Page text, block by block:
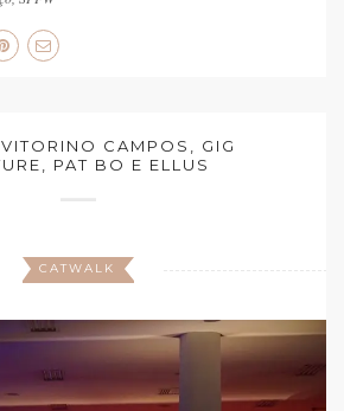
CAMPOS, GIG
PAT BO E ELLUS
CATWALK